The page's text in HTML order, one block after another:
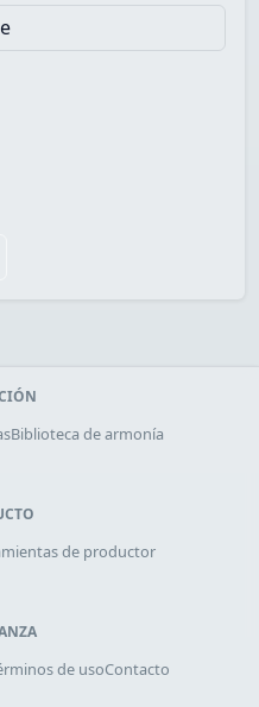
Biblioteca de armonía
de productor
de usoContacto